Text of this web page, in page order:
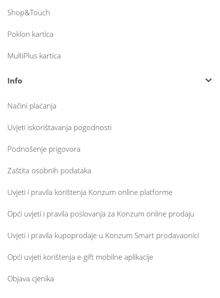
Shop&Touch
Poklon kartica
MultiPlus kartica
Info
Načini plaćanja
Uvjeti iskorištavanja pogodnosti
Podnošenje prigovora
Zaštita osobnih podataka
Uvjeti i pravila korištenja Konzum online platforme
Opći uvjeti i pravila poslovanja za Konzum online prodaju
Uvjeti i pravila kupoprodaje u Konzum Smart prodavaonici
Opći uvjeti korištenja e-gift mobilne aplikacije
Objava cjenika